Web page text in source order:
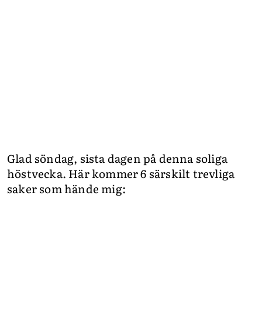
Glad söndag, sista dagen på denna soliga
höstvecka. Här kommer 6 särskilt trevliga
saker som hände mig: